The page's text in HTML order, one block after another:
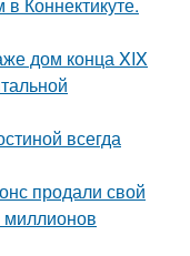
дом конца XIX
всегда
продали свой
миллионов